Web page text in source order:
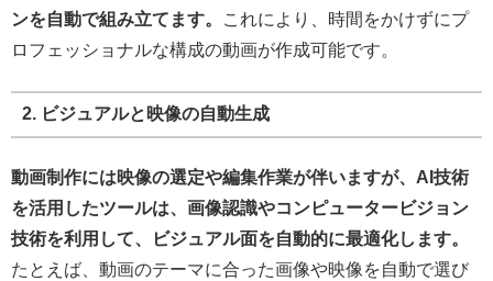
ンを自動で組み立てます。
これにより、時間をかけずにプ
ロフェッショナルな構成の動画が作成可能です。
2. ビジュアルと映像の自動生成
動画制作には映像の選定や編集作業が伴いますが、AI技術
を活用したツールは、画像認識やコンピュータービジョン
技術を利用して、ビジュアル面を自動的に最適化します。
たとえば、動画のテーマに合った画像や映像を自動で選び